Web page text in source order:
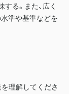
る。また、広く
準や基準などを
理解してくださ